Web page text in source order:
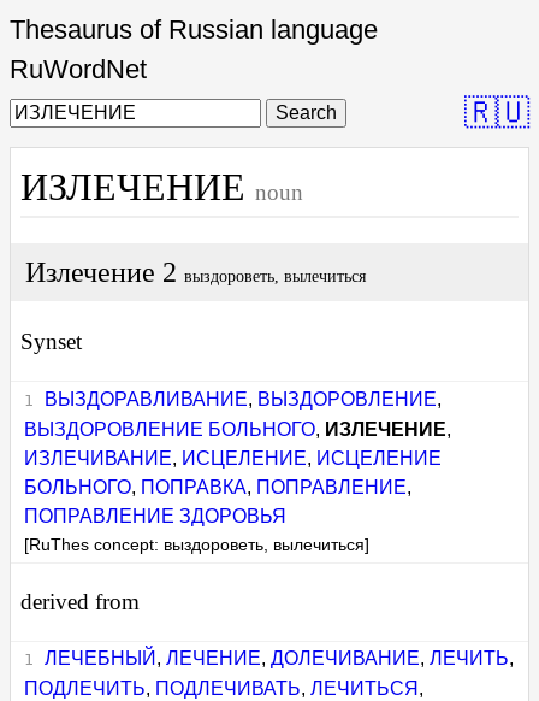
Thesaurus of Russian language
RuWordNet
Search 🇷🇺
ИЗЛЕЧЕНИЕ noun
Излечение 2 выздороветь, вылечиться
Synset
ВЫЗДОРАВЛИВАНИЕ, ВЫЗДОРОВЛЕНИЕ,
ВЫЗДОРОВЛЕНИЕ БОЛЬНОГО, ИЗЛЕЧЕНИЕ,
ИЗЛЕЧИВАНИЕ, ИСЦЕЛЕНИЕ, ИСЦЕЛЕНИЕ
БОЛЬНОГО, ПОПРАВКА, ПОПРАВЛЕНИЕ,
ПОПРАВЛЕНИЕ ЗДОРОВЬЯ
[RuThes concept: выздороветь, вылечиться]
derived from
ЛЕЧЕБНЫЙ , ЛЕЧЕНИЕ, ДОЛЕЧИВАНИЕ, ЛЕЧИТЬ,
ПОДЛЕЧИТЬ, ПОДЛЕЧИВАТЬ,ЛЕЧИТЬСЯ ,